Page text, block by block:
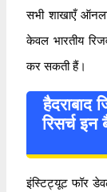
सभी शाखाएँ
केवल भारतीय
कर सकती हैं।
हैदराबाद
रिसर्च
इंस्टिट्यूट फॉर